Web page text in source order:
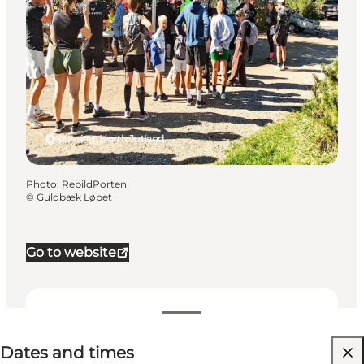
Go to website
Dates and times
Visit website
Støvring, North Jutland
Photo: RebildPorten
© Guldbæk Løbet